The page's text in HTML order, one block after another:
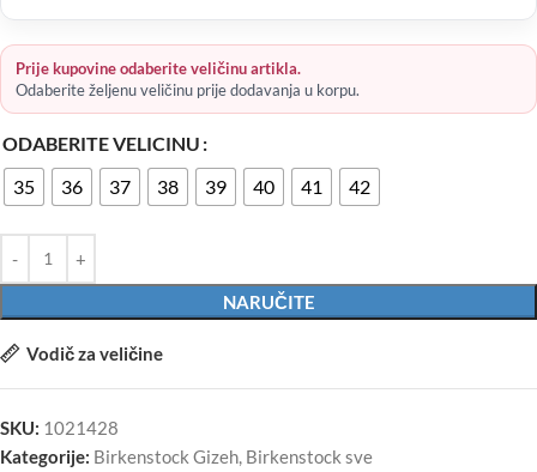
Prije kupovine odaberite veličinu artikla.
Odaberite željenu veličinu prije dodavanja u korpu.
ODABERITE VELICINU
35
36 37 38 39 40 41 42
NARUČITE
Vodič za veličine
SKU: 1021428
Kategorije: Birkenstock Gizeh Birkenstock sve